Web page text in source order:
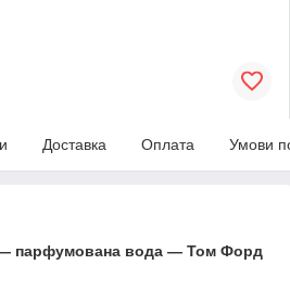
Доставка Оплата Умови
парфумована вода — Том Форд